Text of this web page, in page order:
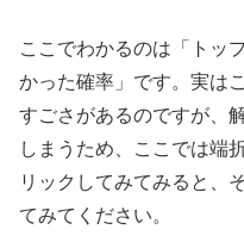
ここでわかるのは「トッ
かった確率」です。実は
すごさがあるのですが、
しまうため、ここでは端
リックしてみてみると、
てみてください。